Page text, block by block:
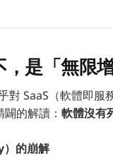
是「無限
對 SaaS（軟體即
的解讀： 軟體沒有
的崩解